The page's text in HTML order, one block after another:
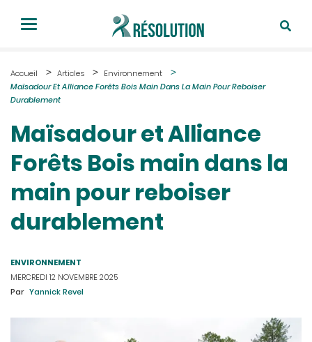
Accueil Articles
Environnement
Maïsadour Et Alliance Forêts Bois Main Dans La Main Pour Reboiser
Durablement
Maïsadour et Alliance
Forêts Bois main dans la
main pour reboiser
durablement
ENVIRONNEMENT
MERCREDI 12 NOVEMBRE 2025
Par Yannick Revel